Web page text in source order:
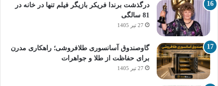
درگذشت برندا فریکر بازیگر فیلم تنها در خانه در
81 سالگی
27 تیر 1405
گاوصندوق آسانسوری طلافروشی؛ راهکاری مدرن
برای حفاظت از طلا و جواهرات
27 تیر 1405